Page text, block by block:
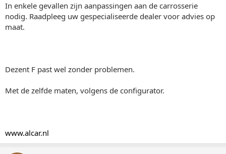
In enkele gevallen zijn aanpassingen aan de carrosserie
nodig. Raadpleeg uw gespecialiseerde dealer voor advies op
maat.
Dezent F past wel zonder problemen.
Met de zelfde maten, volgens de configurator.
www.alcar.nl